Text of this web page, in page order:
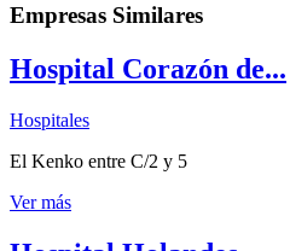
Empresas Similares
Hospital Corazón de...
Hospitales
El Kenko entre C/2 y 5
Ver más